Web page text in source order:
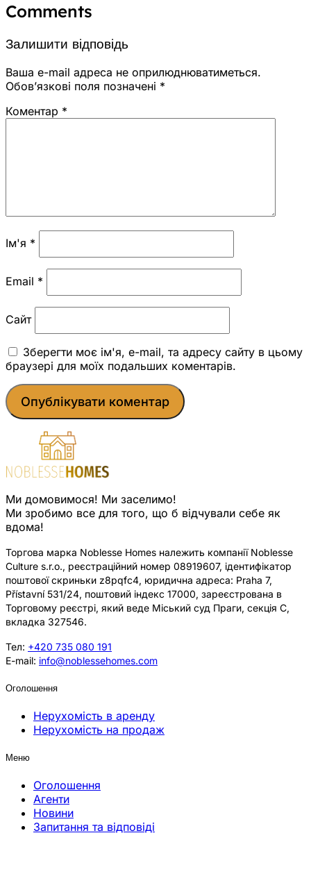
Comments
Залишити відповідь
Ваша e-mail адреса не оприлюднюватиметься.
Обов’язкові поля позначені *
Коментар *
Ім'я *
Email *
Сайт
Зберегти моє ім'я, e-mail, та адресу сайту в цьому
браузері для моїх подальших коментарів.
Ми домовимося! Ми заселимо!
Ми зробимо все для того, що б відчували себе як
вдома!
Торгова марка Noblesse Homes належить компанії Noblesse
Culture s.r.o., реєстраційний номер 08919607, ідентифікатор
поштової скриньки z8pqfc4, юридична адреса: Praha 7,
Přístavní 531/24, поштовий індекс 17000, зареєстрована в
Торговому реєстрі, який веде Міський суд Праги, секція C,
вкладка 327546.
Тел: +420 735 080 191
E-mail: info@noblessehomes.com
Оголошення
Нерухомість в аренду
Нерухомість на продаж
Меню
Оголошення
Агенти
Новини
Запитання та відповіді